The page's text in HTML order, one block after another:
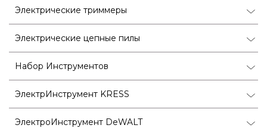
Электрические триммеры
Электрические цепные пилы
Набор Инструментов
ЭлектрИнструмент KRESS
ЭлектроИнструмент DeWALT